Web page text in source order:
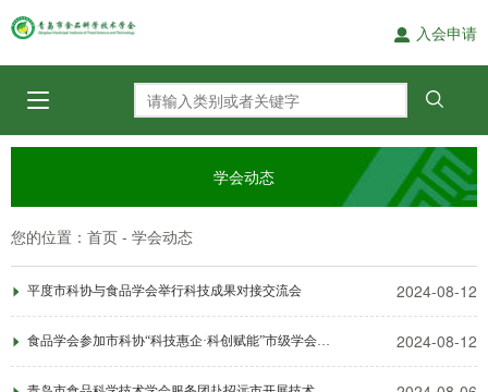
入会申请
学会动态
您的位置： 首页 - 学会动态
平度市科协与食品学会举行科技成果对接交流会 2024-08-12
食品学会参加市科协“科技惠企·科创赋能”市级学会科技服务团启动暨工作交流会 2024-08-12